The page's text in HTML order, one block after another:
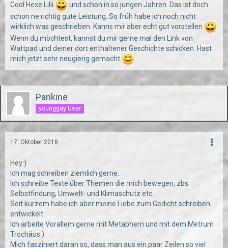
Cool Hexe Lilli
und schon in so jungen Jahren. Das ist doch
schon ne richtig gute Leistung. So früh habe ich noch nicht
wirklich was geschrieben. Kanns mir aber echt gut vorstellen
Wenn du möchtest, kannst du mir gerne mal den Link von
Wattpad und deiner dort enthaltener Geschichte schicken. Hast
mich jetzt sehr neugierig gemacht
Pankine
younggay User
17. Oktober 2018
Hey:)
Ich mag schreiben ziemlich gerne.
Ich schreibe Texte über Themen die mich bewegen, zbs
Selbstfindung, Umwelt- und Klimaschutz etc...
Seit kurzem habe ich aber meine Liebe zum Gedicht schreiben
entwickelt.
Ich arbeite Vorallem gerne mit Metaphern und mit dem Metrum
Trochäus:)
Mich fasziniert daran so, dass man aus ein paar Zeilen so viel